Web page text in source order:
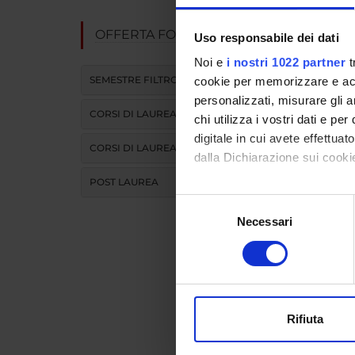
Uso responsabile dei dati
Noi e i nostri 1022 partner
cookie per memorizzare e
personalizzati, misurare gli
chi utilizza i vostri dati e per
digitale in cui avete
dalla Dichiarazione sui
Con il tuo consenso,
raccogliere
digitali).
modificare o ritirare il tuo
Necessari
Rifiuta
OFFERTA FORMATIVA
SEMESTRE FILTRO
CORSI DI LAUREA
CORSI DI LAUREA MAGISTRALE
POST LAUREA
Alla
terapie
dolore;